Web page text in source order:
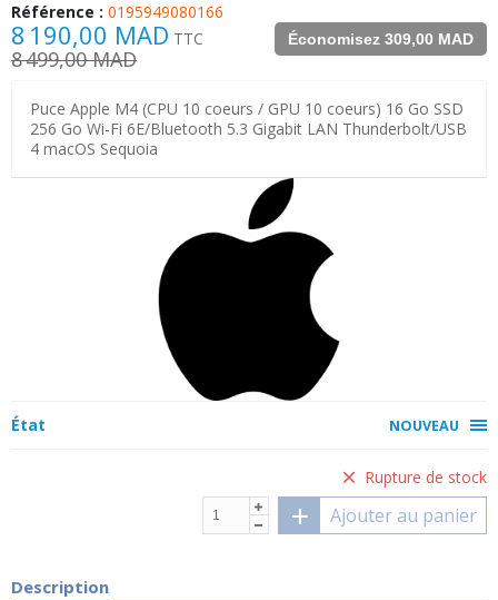
Référence : 0195949080166
Économisez 309,00 MAD
8 190,00 MAD TTC
8 499,00 MAD
Puce Apple M4 (CPU 10 coeurs / GPU 10 coeurs) 16 Go SSD
256 Go Wi-Fi 6E/Bluetooth 5.3 Gigabit LAN Thunderbolt/USB
4 macOS Sequoia
État NOUVEAU
Rupture de stock
Ajouter au panier
Description